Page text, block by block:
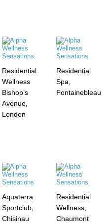
Residential
Wellness
Bishop’s
Avenue,
London
Residential
Spa,
Fontainebleau
Aquaterra
Sportclub,
Chisinau
Residential
Wellness,
Chaumont